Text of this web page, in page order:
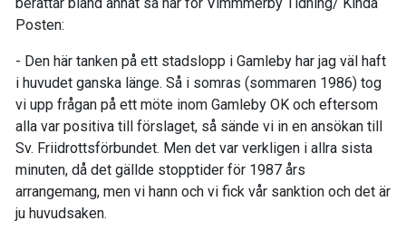
Posten:
- Den här tanken på ett stadslopp i Gamleby har jag väl haft
i huvudet ganska länge. Så i somras (sommaren 1986) tog
vi upp frågan på ett möte inom Gamleby OK och eftersom
alla var positiva till förslaget, så sände vi in en ansökan till
Sv. Friidrottsförbundet. Men det var verkligen i allra sista
minuten, då det gällde stopptider för 1987 års
arrangemang, men vi hann och vi fick vår sanktion och det är
ju huvudsaken.